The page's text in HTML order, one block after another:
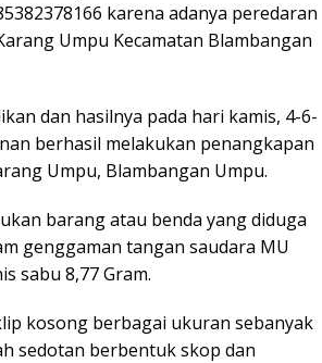
karena adanya peredaran
Umpu Kecamatan Blambangan
dan hasilnya pada hari kamis, 4-6-
berhasil melakukan penangkapan
Umpu, Blambangan Umpu.
barang atau benda yang diduga
genggaman tangan saudara MU
sabu 8,77 Gram.
kosong berbagai ukuran sebanyak
sedotan berbentuk skop dan